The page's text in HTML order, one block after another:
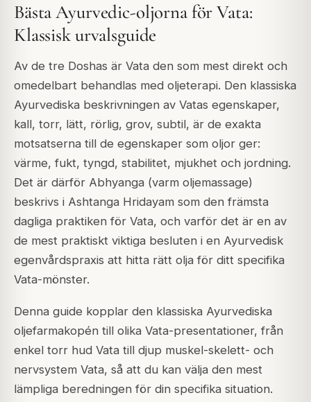
Bästa Ayurvedic-oljorna för Vata:
Klassisk urvalsguide
Av de tre Doshas är Vata den som mest direkt och
omedelbart behandlas med oljeterapi. Den klassiska
Ayurvediska beskrivningen av Vatas egenskaper,
kall, torr, lätt, rörlig, grov, subtil, är de exakta
motsatserna till de egenskaper som oljor ger:
värme, fukt, tyngd, stabilitet, mjukhet och jordning.
Det är därför Abhyanga (varm oljemassage)
beskrivs i Ashtanga Hridayam som den främsta
dagliga praktiken för Vata, och varför det är en av
de mest praktiskt viktiga besluten i en Ayurvedisk
egenvårdspraxis att hitta rätt olja för ditt specifika
Vata-mönster.
Denna guide kopplar den klassiska Ayurvediska
oljefarmakopén till olika Vata-presentationer, från
enkel torr hud Vata till djup muskel-skelett- och
nervsystem Vata, så att du kan välja den mest
lämpliga beredningen för din specifika situation.